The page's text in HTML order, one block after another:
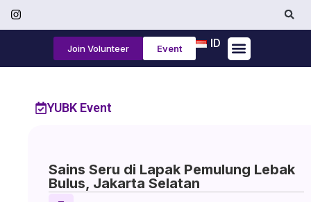
ID
Join Volunteer Event
YUBK Event
Sains Seru di Lapak Pemulung Lebak
Bulus, Jakarta Selatan